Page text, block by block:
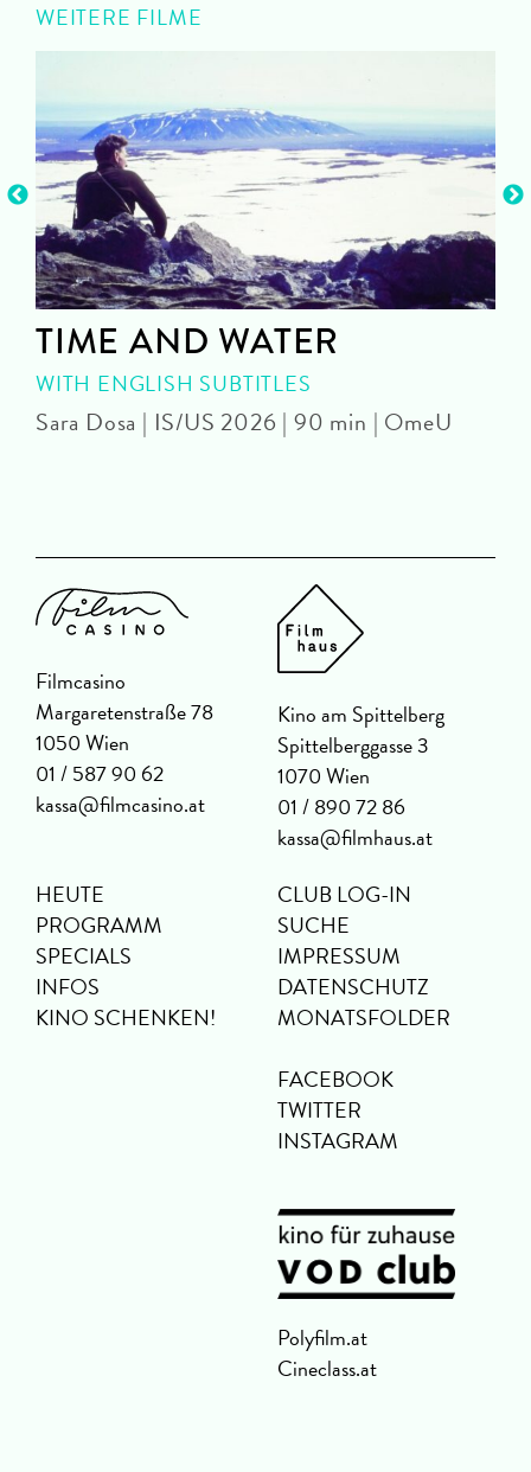
WEITERE FILME
TIME AND WATER
WITH ENGLISH SUBTITLES
Sara Dosa | IS/US 2026 | 90 min | OmeU
Filmcasino
Margaretenstraße 78
1050 Wien
01 / 587 90 62
kassa@filmcasino.at
Kino am Spittelberg
Spittelberggasse 3
1070 Wien
01 / 890 72 86
kassa@filmhaus.at
HEUTE
PROGRAMM
SPECIALS
INFOS
KINO SCHENKEN!
CLUB LOG-IN
SUCHE
IMPRESSUM
DATENSCHUTZ
MONATSFOLDER
FACEBOOK
TWITTER
INSTAGRAM
Polyfilm.at
Cineclass.at